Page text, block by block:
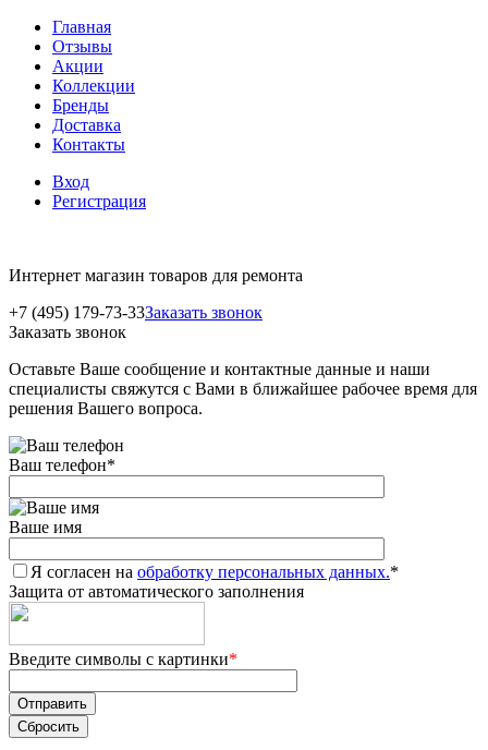
Главная
Отзывы
Акции
Коллекции
Бренды
Доставка
Контакты
Вход
Регистрация
Интернет магазин товаров для ремонта
+7 (495) 179-73-33Заказать звонок
Заказать звонок
Оставьте Ваше сообщение и контактные данные и наши
специалисты свяжутся с Вами в ближайшее рабочее время для
решения Вашего вопроса.
Ваш телефон*
Ваше имя
Я согласен на обработку персональных данных.*
Защита от автоматического заполнения
Введите символы с картинки*